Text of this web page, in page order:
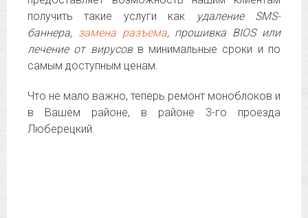
получить такие услуги как
удаление SMS-
баннера, замена разъема, прошивка BIOS или
лечение от вирусовв минимальные сроки и по
самым доступным ценам.
Что не мало важно, теперь ремонт моноблоков и
в Вашем районе, в районе 3-го проезда
Люберецкий.